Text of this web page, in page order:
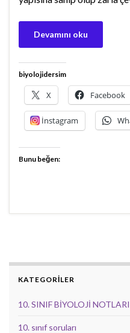
Devamını oku
biyolojidersim
X Facebook
İnstagram
Bunu beğen:
KATEGORİLER
10. SINIF BİYOLOJİ NOTLARI
10. sınıf soruları